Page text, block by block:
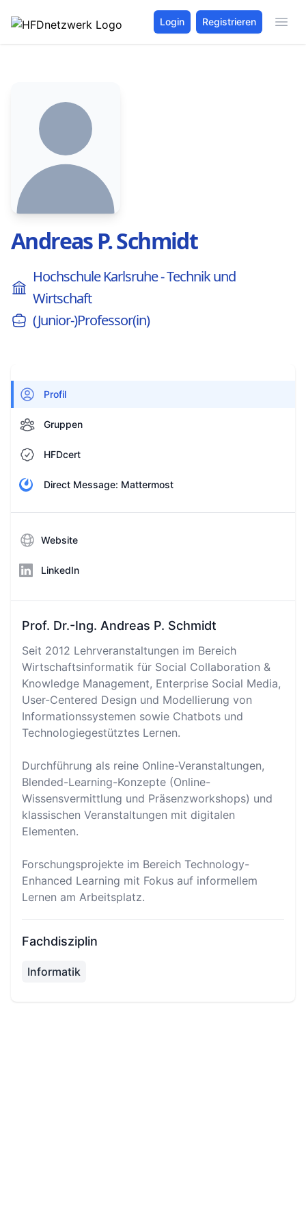
Login Registrieren
Andreas P. Schmidt
Hochschule Karlsruhe - Technik und
Wirtschaft
(Junior-)Professor(in)
Profil
Gruppen
HFDcert
Direct Message: Mattermost
Website
LinkedIn
Prof. Dr.-Ing. Andreas P. Schmidt
Seit 2012 Lehrveranstaltungen im Bereich
Wirtschaftsinformatik für Social Collaboration &
Knowledge Management, Enterprise Social Media,
User-Centered Design und Modellierung von
Informationssystemen sowie Chatbots und
Technologiegestütztes Lernen.
Durchführung als reine Online-Veranstaltungen,
Blended-Learning-Konzepte (Online-
Wissensvermittlung und Präsenzworkshops) und
klassischen Veranstaltungen mit digitalen
Elementen.
Forschungsprojekte im Bereich Technology-
Enhanced Learning mit Fokus auf informellem
Lernen am Arbeitsplatz.
Fachdisziplin
Informatik